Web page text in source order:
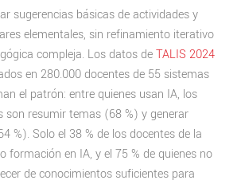
sugerencias básicas de actividades y
elementales, sin refinamiento iterativo
compleja. Los datos deTALIS 2024
en 280.000 docentes de 55 sistemas
el patrón: entre quienes usan IA, los
son resumir temas (68 %) y generar
%). Solo el 38 % de los docentes de la
formación en IA, y el 75 % de quienes no
de conocimientos suficientes para